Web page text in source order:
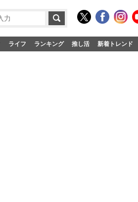
ライフ ランキング 推し活 新着トレンド